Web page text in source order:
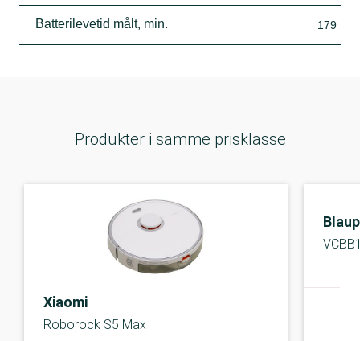
Batterilevetid målt, min. 179
Produkter i samme prisklasse
Xiaomi
Roborock S5 Max